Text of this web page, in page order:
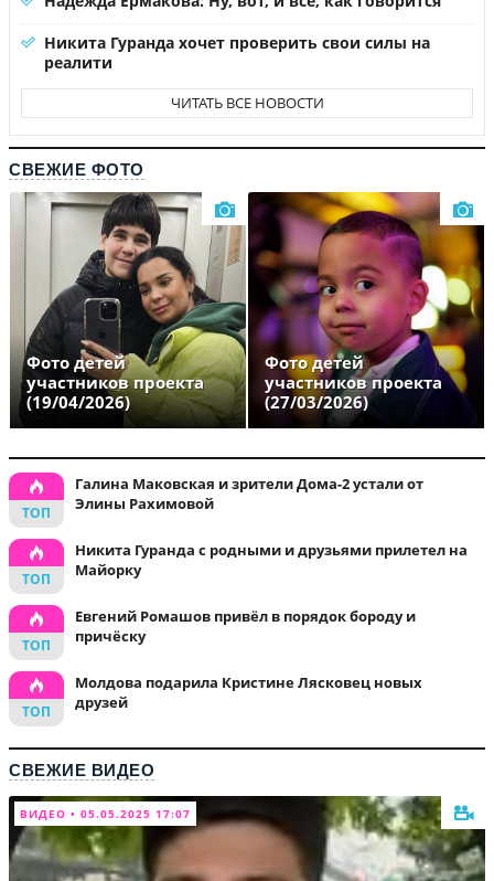
Никита Гуранда хочет проверить свои силы на
реалити
ЧИТАТЬ ВСЕ НОВОСТИ
СВЕЖИЕ ФОТО
Фото детей
участников проекта
(19/04/2026)
Фото детей
участников проекта
(27/03/2026)
Галина Маковская и зрители Дома-2 устали от
Элины Рахимовой
Никита Гуранда с родными и друзьями прилетел на
Майорку
Евгений Ромашов привёл в порядок бороду и
причёску
Молдова подарила Кристине Лясковец новых
друзей
СВЕЖИЕ ВИДЕО
ВИДЕО • 05.05.2025 17:07